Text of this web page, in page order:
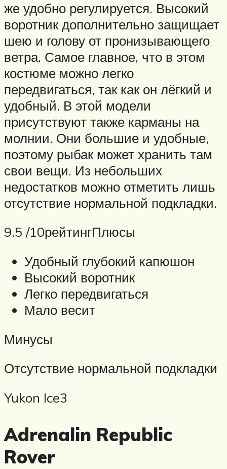
же удобно регулируется. Высокий
воротник дополнительно защищает
шею и голову от пронизывающего
ветра. Самое главное, что в этом
костюме можно легко
передвигаться, так как он лёгкий и
удобный. В этой модели
присутствуют также карманы на
молнии. Они большие и удобные,
поэтому рыбак может хранить там
свои вещи. Из небольших
недостатков можно отметить лишь
отсутствие нормальной подкладки.
9.5 /10рейтингПлюсы
Удобный глубокий капюшон
Высокий воротник
Легко передвигаться
Мало весит
Минусы
Отсутствие нормальной подкладки
Yukon Ice3
Adrenalin Republic
Rover